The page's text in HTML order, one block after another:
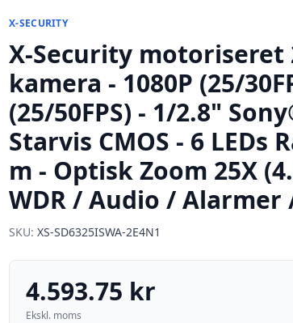
X-SECURITY
X-Security motoriseret
kamera - 1080P (25/
(25/50FPS) - 1/2.8"
Starvis CMOS - 6 LEDs
m - Optisk Zoom 25X
WDR / Audio / Alarmer
SKU: XS-SD6325ISWA-2E4N1
4.593.75 kr
Ekskl. moms